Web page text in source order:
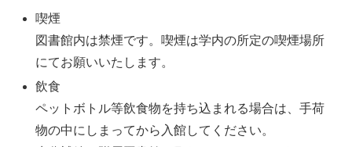
喫煙
図書館内は禁煙です。喫煙は学内の所定の喫煙場所
にてお願いいたします。
飲食
ペットボトル等飲食物を持ち込まれる場合は、手荷
物の中にしまってから入館してください。